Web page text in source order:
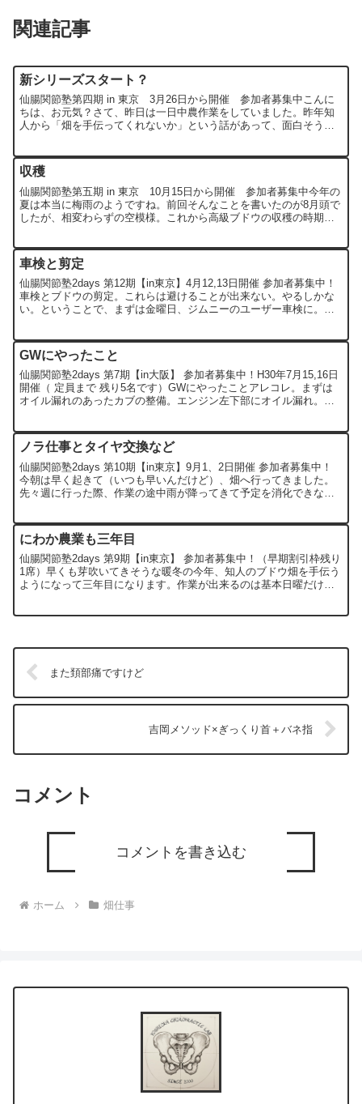
関連記事
新シリーズスタート？
仙腸関節塾第四期 in 東京 3月26日から開催 参加者募集中こんに
ちは、お元気？さて、昨日は一日中農作業をしていました。昨年知
人から「畑を手伝ってくれないか」という話があって、面白そうな
収穫
仙腸関節塾第五期 in 東京 10月15日から開催 参加者募集中今年の
夏は本当に梅雨のようですね。前回そんなことを書いたのが8月頭で
したが、相変わらずの空模様。これから高級ブドウの収穫の時期な
車検と剪定
仙腸関節塾2days 第12期【in東京】4月12,13日開催 参加者募集中！
車検とブドウの剪定。これらは避けることが出来ない。やるしかな
い。ということで、まずは金曜日、ジムニーのユーザー車検に。車
GWにやったこと
仙腸関節塾2days 第7期【in大阪】 参加者募集中！H30年7月15,16日
開催（ 定員まで 残り5名です）GWにやったことアレコレ。まずは
オイル漏れのあったカブの整備。エンジン左下部にオイル漏れ。結
ノラ仕事とタイヤ交換など
仙腸関節塾2days 第10期【in東京】9月1、2日開催 参加者募集中！
今朝は早く起きて（いつも早いんだけど）、畑へ行ってきました。
先々週に行った際、作業の途中雨が降ってきて予定を消化できなか
にわか農業も三年目
仙腸関節塾2days 第9期【in東京】 参加者募集中！（早期割引枠残り
1席）早くも芽吹いてきそうな暖冬の今年、知人のブドウ畑を手伝う
ようになって三年目になります。作業が出来るのは基本日曜だけ
また頚部痛ですけど
吉岡メソッド×ぎっくり首＋バネ指
コメント
コメントを書き込む
ホーム 畑仕事